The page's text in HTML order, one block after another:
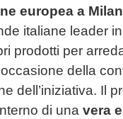
europea a
italiane leader
prodotti per
della
dell’iniziativa. Il
di una vera